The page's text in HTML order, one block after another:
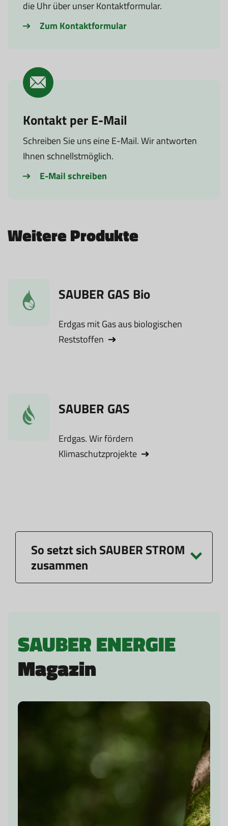
die Uhr über unser Kontaktformular.
Zum Kontaktformular
Kontakt per E-Mail
Schreiben Sie uns eine E-Mail. Wir antworten
Ihnen schnellstmöglich.
E-Mail schreiben
Weitere Produkte
SAUBER GAS Bio
Erdgas mit Gas aus biologischen
Reststoffen
SAUBER GAS
Erdgas. Wir fördern
Klimaschutzprojekte
So setzt sich SAUBER STROM
zusammen
SAUBER ENERGIE
Magazin